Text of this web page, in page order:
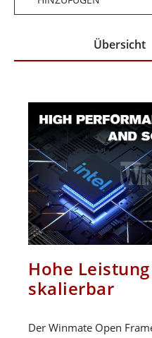
Übersicht
Hohe
skalierbar
Der Winmate Open